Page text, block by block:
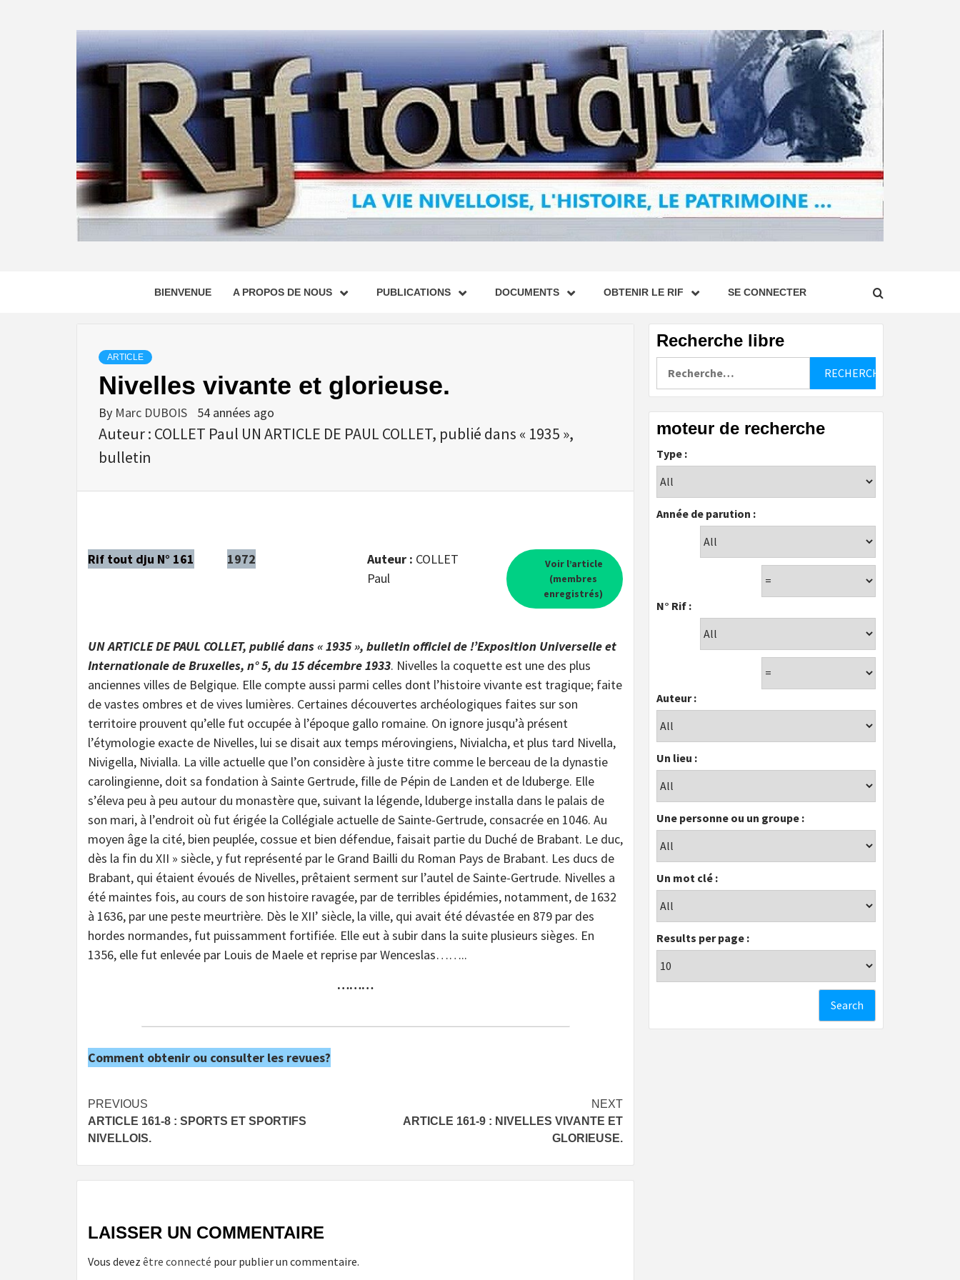
BIENVENUE A PROPOS DE NOUS PUBLICATIONS DOCUMENTS OBTENIR LE RIF SE CONNECTER
ARTICLE
Nivelles vivante et glorieuse.
By Marc DUBOIS 54 années ago
Auteur : COLLET Paul UN ARTICLE DE PAUL COLLET, publié dans « 1935 »,
bulletin
Rif tout dju N° 161 1972 Auteur : COLLET
Paul
Voir l’article
(membres
enregistrés)
UN ARTICLE DE PAUL COLLET, publié dans « 1935 », bulletin officiel de !’Exposition Universelle et
Internationale de Bruxelles, n° 5, du 15 décembre 1933. Nivelles la coquette est une des plus
anciennes villes de Belgique. Elle compte aussi parmi celles dont l’histoire vivante est tragique; faite
de vastes ombres et de vives lumières. Certaines découvertes archéologiques faites sur son
territoire prouvent qu’elle fut occupée à l’époque gallo romaine. On ignore jusqu’à présent
l’étymologie exacte de Nivelles, lui se disait aux temps mérovingiens, Nivialcha, et plus tard Nivella,
Nivigella, Nivialla. La ville actuelle que l’on considère à juste titre comme le berceau de la dynastie
carolingienne, doit sa fondation à Sainte Gertrude, fille de Pépin de Landen et de lduberge. Elle
s’éleva peu à peu autour du monastère que, suivant la légende, lduberge installa dans le palais de
son mari, à l’endroit où fut érigée la Collégiale actuelle de Sainte-Gertrude, consacrée en 1046. Au
moyen âge la cité, bien peuplée, cossue et bien défendue, faisait partie du Duché de Brabant. Le duc,
dès la fin du XII » siècle, y fut représenté par le Grand Bailli du Roman Pays de Brabant. Les ducs de
Brabant, qui étaient évoués de Nivelles, prêtaient serment sur l’autel de Sainte-Gertrude. Nivelles a
été maintes fois, au cours de son histoire ravagée, par de terribles épidémies, notamment, de 1632
à 1636, par une peste meurtrière. Dès le XII’ siècle, la ville, qui avait été dévastée en 879 par des
hordes normandes, fut puissamment fortifiée. Elle eut à subir dans la suite plusieurs sièges. En
1356, elle fut enlevée par Louis de Maele et reprise par Wenceslas……..
………
Comment obtenir ou consulter les revues?
Post
navigation
PREVIOUS
ARTICLE 161-8 : SPORTS ET SPORTIFS
NIVELLOIS.
NEXT
ARTICLE 161-9 : NIVELLES VIVANTE ET
GLORIEUSE.
LAISSER UN COMMENTAIRE
Vous devez être connecté pour publier un commentaire.
Recherche libre
moteur de recherche
Type :
Année de parution :
N° Rif :
Auteur :
Un lieu :
Une personne ou un groupe :
Un mot clé :
Results per page :